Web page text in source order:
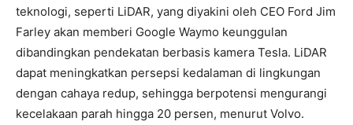
teknologi, seperti LiDAR, yang diyakini oleh CEO Ford Jim
Farley akan memberi Google Waymo keunggulan
dibandingkan pendekatan berbasis kamera Tesla. LiDAR
dapat meningkatkan persepsi kedalaman di lingkungan
dengan cahaya redup, sehingga berpotensi mengurangi
kecelakaan parah hingga 20 persen, menurut Volvo.